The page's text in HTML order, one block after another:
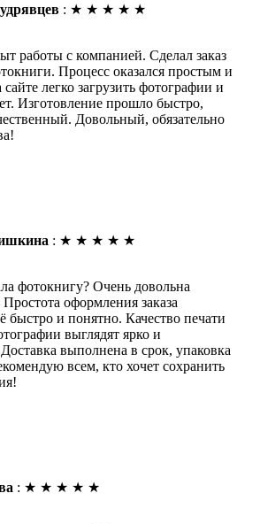
: ★ ★ ★ ★ ★
работы с компанией. Сделал заказ
Процесс оказался простым и
легко загрузить фотографии и
Изготовление прошло быстро,
Довольный, обязательно
: ★ ★ ★ ★ ★
фотокнигу? Очень довольна
Простота оформления заказа
быстро и понятно. Качество печати
выглядят ярко и
выполнена в срок, упаковка
всем, кто хочет сохранить
: ★ ★ ★ ★ ★